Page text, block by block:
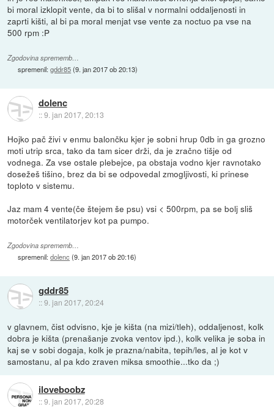
bi moral izklopit vente, da bi to slišal v normalni oddaljenosti in
zaprti kišti, al bi pa moral menjat vse vente za noctuo pa vse na
500 rpm :P
Zgodovina sprememb…
spremenil:gddr85(9. jan 2017 ob 20:13)
dolenc
::9. jan 2017, 20:13
Hojko pač živi v enmu balončku kjer je sobni hrup 0db in ga grozno
moti utrip srca, tako da tam sicer drži, da je zračno tišje od
vodnega. Za vse ostale plebejce, pa obstaja vodno kjer ravnotako
dosežeš tišino, brez da bi se odpovedal zmogljivosti, ki prinese
toploto v sistemu.
Jaz mam 4 vente(če štejem še psu) vsi < 500rpm, pa se bolj sliš
motorček ventilatorjev kot pa pumpo.
Zgodovina sprememb…
spremenil:dolenc (9. jan 2017 ob 20:16)
gddr85
::9. jan 2017, 20:24
v glavnem, čist odvisno, kje je kišta (na mizi/tleh), oddaljenost, kolk
dobra je kišta (prenašanje zvoka ventov ipd.), kolk velika je soba in
kaj se v sobi dogaja, kolk je prazna/nabita, tepih/les, al je kot v
samostanu, al pa kdo zraven miksa smoothie...tko da ;)
iloveboobz
::9. jan 2017, 20:28